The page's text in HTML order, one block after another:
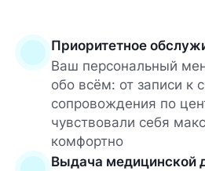
Приоритетное
Ваш персональный
обо всём: от записи к
сопровождения по
чувствовали себя
комфортно
Выдача медицинской